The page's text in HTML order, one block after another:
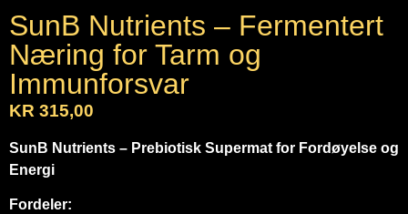
SunB Nutrients – Fermentert
Næring for Tarm og
Immunforsvar
KR 315,00
SunB Nutrients – Prebiotisk Supermat for Fordøyelse og
Energi
Fordeler: